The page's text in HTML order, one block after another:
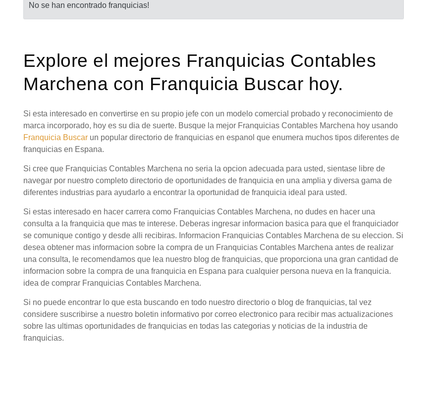
No se han encontrado franquicias!
Explore el mejores Franquicias Contables
Marchena con Franquicia Buscar hoy.
Si esta interesado en convertirse en su propio jefe con un modelo comercial probado y reconocimiento de
marca incorporado, hoy es su dia de suerte. Busque la mejor Franquicias Contables Marchena hoy usando
Franquicia Buscar un popular directorio de franquicias en espanol que enumera muchos tipos diferentes de
franquicias en Espana.
Si cree que Franquicias Contables Marchena no seria la opcion adecuada para usted, sientase libre de
navegar por nuestro completo directorio de oportunidades de franquicia en una amplia y diversa gama de
diferentes industrias para ayudarlo a encontrar la oportunidad de franquicia ideal para usted.
Si estas interesado en hacer carrera como Franquicias Contables Marchena, no dudes en hacer una
consulta a la franquicia que mas te interese. Deberas ingresar informacion basica para que el franquiciador
se comunique contigo y desde alli recibiras. Informacion Franquicias Contables Marchena de su eleccion. Si
desea obtener mas informacion sobre la compra de un Franquicias Contables Marchena antes de realizar
una consulta, le recomendamos que lea nuestro blog de franquicias, que proporciona una gran cantidad de
informacion sobre la compra de una franquicia en Espana para cualquier persona nueva en la franquicia.
idea de comprar Franquicias Contables Marchena.
Si no puede encontrar lo que esta buscando en todo nuestro directorio o blog de franquicias, tal vez
considere suscribirse a nuestro boletin informativo por correo electronico para recibir mas actualizaciones
sobre las ultimas oportunidades de franquicias en todas las categorias y noticias de la industria de
franquicias.